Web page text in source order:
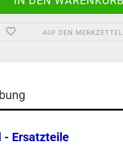
AUF DEN MERKZETTEL
- Ersatzteile